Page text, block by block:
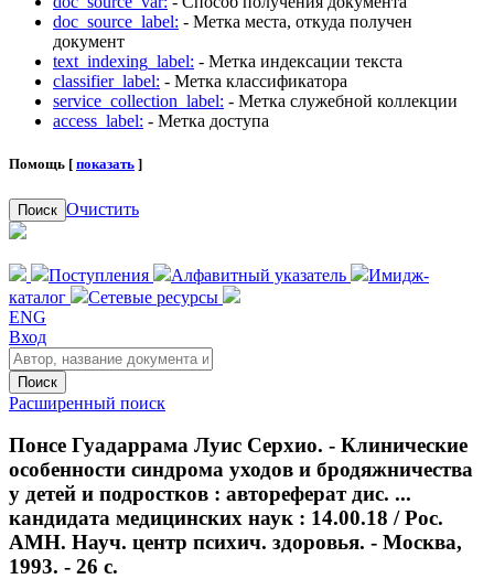
doc_source_label: - Метка места, откуда получен
документ
text_indexing_label: - Метка индексации текста
classifier_label: - Метка классификатора
service_collection_label: - Метка служебной коллекции
access_label: - Метка доступа
Помощь [ показать ]
Поиск Очистить
Поступления Алфавитный указатель
Имидж-
каталог
Сетевые ресурсы
ENG
Вход
Поиск
Расширенный поиск
Понсе Гуадаррама Луис Серхио. - Клинические
особенности синдрома уходов и бродяжничества
у детей и подростков : автореферат дис. ...
кандидата медицинских наук : 14.00.18 / Рос.
АМН. Науч. центр психич. здоровья. - Москва,
1993. - 26 с.